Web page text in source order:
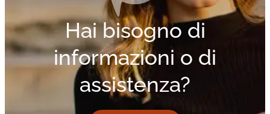
Hai bisogno di
informazioni o di
assistenza?